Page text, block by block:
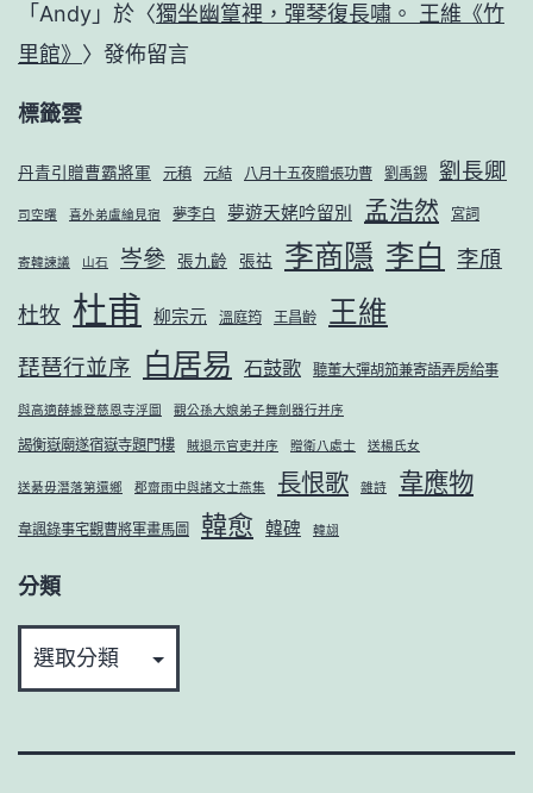
「 Andy 」於〈獨坐幽篁裡，彈琴復長嘯。 王維《竹
里館》 〉發佈留言
標籤雲
丹青引贈曹霸將軍 元稹 元結 八月十五夜贈張功曹 劉禹錫 劉長卿
司空曙 喜外弟盧綸見宿 夢李白 夢遊天姥吟留別 孟浩然 宮詞
寄韓諫議 山石 岑參 張九齡 張祜 李商隱 李白 李頎
杜牧 杜甫 柳宗元 溫庭筠 王昌齡 王維
琵琶行並序 白居易 石鼓歌 聽董大彈胡笳兼寄語弄房給事
與高適薛據登慈恩寺浮圖 觀公孫大娘弟子舞劍器行并序
謁衡嶽廟遂宿嶽寺題門樓 賊退示官吏并序 贈衛八處士 送楊氏女
送綦毋潛落第還鄉 郡齋雨中與諸文士燕集 長恨歌 雜詩 韋應物
韋諷錄事宅觀曹將軍畫馬圖 韓愈 韓碑 韓翃
分類
分